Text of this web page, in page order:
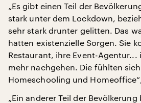
„Es gibt einen Teil der
stark unter dem Lockdown,
sehr stark drunter gelitten. Das
hatten existenzielle Sorgen. Sie
Restaurant, ihre Event-Agentur...
mehr nachgehen. Die fühlten
Homeschooling und
„Ein anderer Teil der